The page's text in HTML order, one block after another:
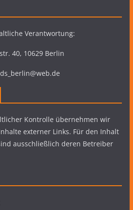
Verantwortung:
40, 10629 Berlin
Kontrolle übernehmen wir
externer Links. Für den Inhalt
ausschließlich deren Betreiber